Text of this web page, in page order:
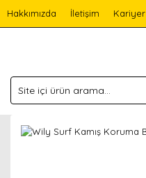
Hakkımızda İletişim Kariyer